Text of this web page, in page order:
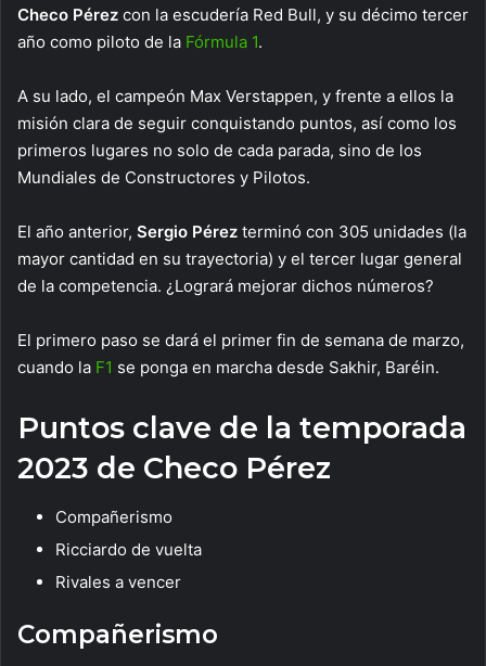
Checo Pérez con la escudería Red Bull, y su décimo tercer
año como piloto de la Fórmula 1.
A su lado, el campeón Max Verstappen, y frente a ellos la
misión clara de seguir conquistando puntos, así como los
primeros lugares no solo de cada parada, sino de los
Mundiales de Constructores y Pilotos.
El año anterior, Sergio Pérez terminó con 305 unidades (la
mayor cantidad en su trayectoria) y el tercer lugar general
de la competencia. ¿Logrará mejorar dichos números?
El primero paso se dará el primer fin de semana de marzo,
cuando la F1 se ponga en marcha desde Sakhir, Baréin.
Puntos clave de la temporada
2023 de Checo Pérez
Compañerismo
Ricciardo de vuelta
Rivales a vencer
Compañerismo